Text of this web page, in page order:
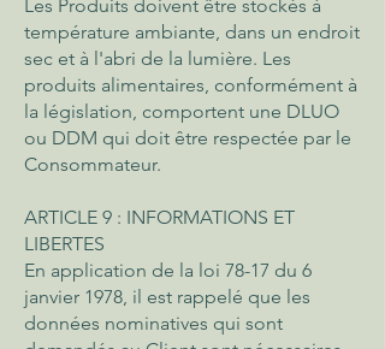
Les Produits doivent être stockés à
température ambiante, dans un endroit
sec et à l'abri de la lumière. Les
produits alimentaires, conformément à
la législation, comportent une DLUO
ou DDM qui doit être respectée par le
Consommateur.
ARTICLE 9 : INFORMATIONS ET
LIBERTES
En application de la loi 78-17 du 6
janvier 1978, il est rappelé que les
données nominatives qui sont